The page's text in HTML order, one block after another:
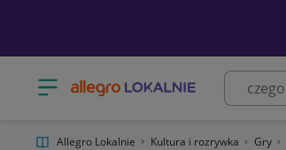
Otwórz menu z kategoriami
Allegro Lokalnie Kultura i rozrywka Gry